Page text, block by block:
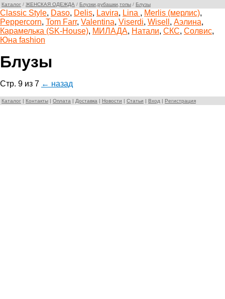
Каталог / ЖЕНСКАЯ ОДЕЖДА / Блузки,рубашки,топы / Блузы
Classic Style, Daso, Delis, Lavira, Lina , Merlis (мерлис),
Peppercorn, Tom Farr, Valentina, Viserdi, Wisell , Аэлина,
Карамелька (SK-House), МИЛАДА, Натали, СКС, Солвис,
Юна fashion
Блузы
Стр. 9 из 7 ← назад
Каталог | Контакты | Оплата | Доставка | Новости | Статьи | Вход | Регистрация